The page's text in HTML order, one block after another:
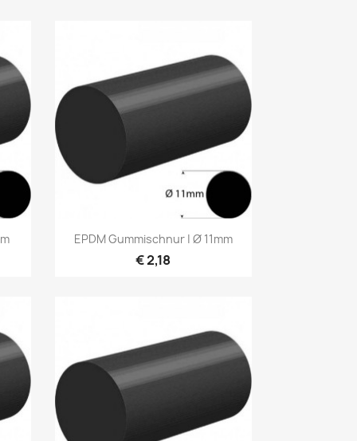
Vorschau
EPDM Gummischnur | Ø 11mm
€ 2,18